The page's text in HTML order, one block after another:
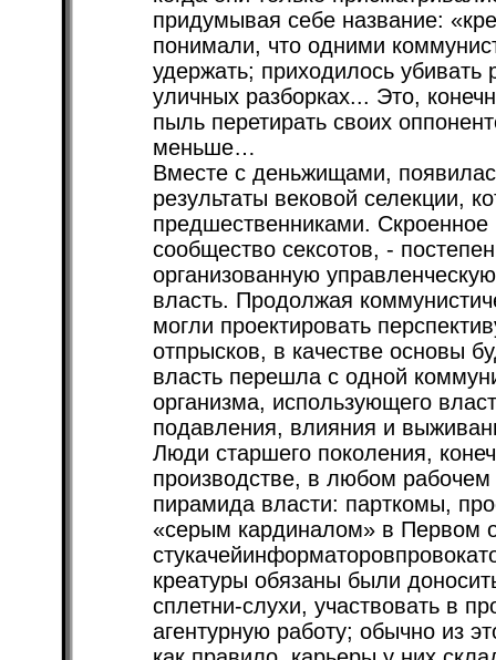
придумывая себе название:
понимали, что одними
удержать; приходилось убивать
уличных разборках... Это,
пыль перетирать своих
меньше…
Вместе с деньжищами,
результаты вековой селекции,
предшественниками.
сообщество сексотов, -
организованную
власть. Продолжая
могли проектировать
отпрысков, в качестве основы
власть перешла с одной
организма, использующего
подавления, влияния и
Люди старшего поколения,
производстве, в любом
пирамида власти: парткомы,
«серым кардиналом» в Первом
креатуры обязаны были
сплетни-слухи, участвовать в
агентурную работу; обычно из